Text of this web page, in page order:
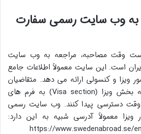
به وب سایت رسمی سفارت
وقت مصاحبه، مراجعه به وب سایت
است. این سایت معمولاً اطلاعات جامع
ویزا و کنسولی ارائه می دهد. متقاضیان
می توانند با مراجعه به بخش ویزا (Visa section) به فرم های
وقت دسترسی پیدا کنند. وب سایت رسمی
ویزا معمولاً آدرسی شبیه به این دارد:
`https://www.swedenabroad.se/